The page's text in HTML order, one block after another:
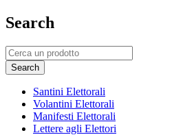
Search
Santini Elettorali
Volantini Elettorali
Manifesti Elettorali
Lettere agli Elettori